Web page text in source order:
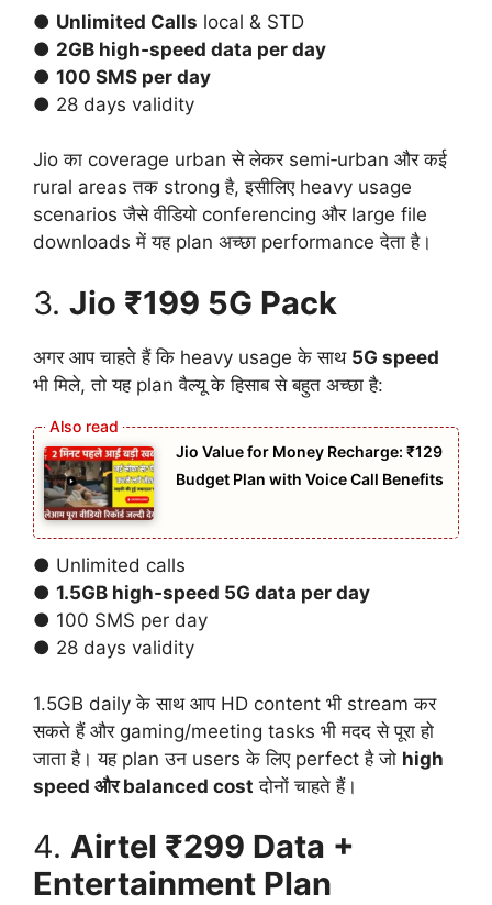
● Unlimited Calls local & STD
● 2GB high‑speed data per day
● 100 SMS per day
● 28 days validity
Jio का coverage urban से लेकर semi‑urban और कई
rural areas तक strong है, इसीलिए heavy usage
scenarios जैसे वीडियो conferencing और large file
downloads में यह plan अच्छा performance देता है।
3. Jio ₹199 5G Pack
अगर आप चाहते हैं कि heavy usage के साथ 5G speed
भी मिले, तो यह plan वैल्यू के हिसाब से बहुत अच्छा है:
Jio Value for Money Recharge: ₹129
Budget Plan with Voice Call Benefits
● Unlimited calls
● 1.5GB high‑speed 5G data per day
● 100 SMS per day
● 28 days validity
1.5GB daily के साथ आप HD content भी stream कर
सकते हैं और gaming/meeting tasks भी मदद से पूरा हो
जाता है। यह plan उन users के लिए perfect है जो high
speed और balanced cost दोनों चाहते हैं।
4. Airtel ₹299 Data +
Entertainment Plan